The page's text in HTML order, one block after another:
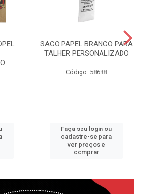
SACO PAPEL BRANCO PARA
TALHER PERSONALIZADO
Código: 58688
Faça seu login ou
cadastre-se para
ver preços e
comprar